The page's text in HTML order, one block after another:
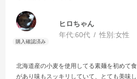
ヒロちゃん
年代:60代 性別:女性
北海道産の小麦を使用してる素麺を初めて
があり味もスッキリしていて、とても美味